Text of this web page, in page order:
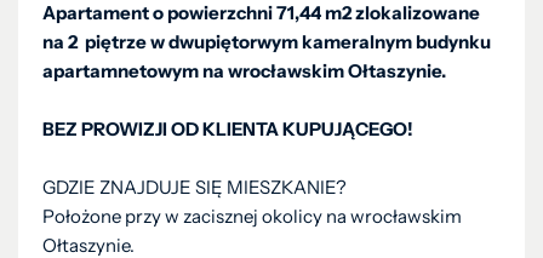
Apartament o powierzchni 71,44 m2 zlokalizowane
na 2 piętrze w dwupiętorwym kameralnym budynku
apartamnetowym na wrocławskim Ołtaszynie.
BEZ PROWIZJI OD KLIENTA KUPUJĄCEGO!
GDZIE ZNAJDUJE SIĘ MIESZKANIE?
Położone przy w zacisznej okolicy na wrocławskim
Ołtaszynie.